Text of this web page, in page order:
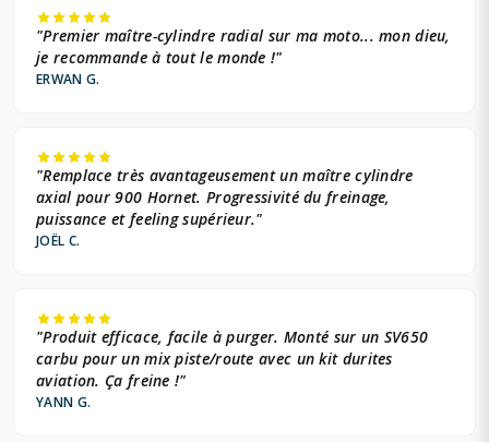
"Premier maître-cylindre radial sur ma moto... mon dieu,
je recommande à tout le monde !"
ERWAN G.
"Remplace très avantageusement un maître cylindre
axial pour 900 Hornet. Progressivité du freinage,
puissance et feeling supérieur."
JOËL C.
"Produit efficace, facile à purger. Monté sur un SV650
carbu pour un mix piste/route avec un kit durites
aviation. Ça freine !"
YANN G.